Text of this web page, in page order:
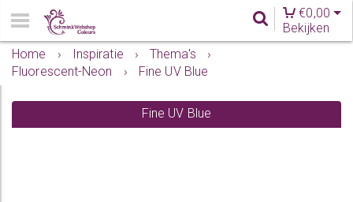
€0,00
Bekijken
Home
› Inspiratie › Thema's
›
Fluorescent-Neon
› Fine UV Blue
Fine UV Blue